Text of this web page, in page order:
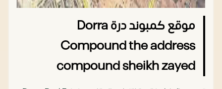
موقع كمبوند درة Dorra
Compound the address
compound sheikh zayed